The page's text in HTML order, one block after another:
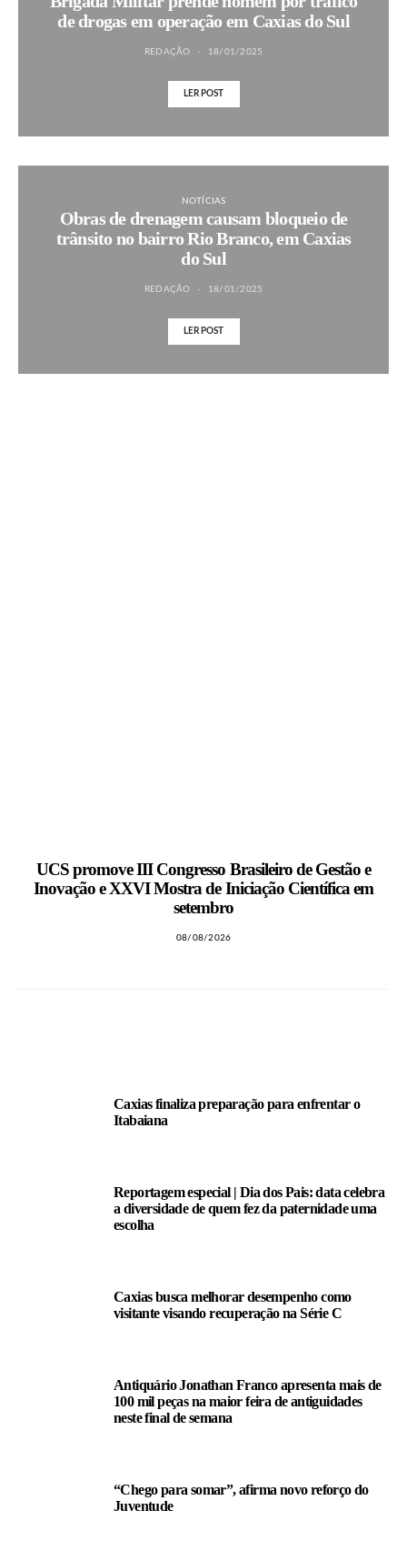
de drogas em operação em Caxias do Sul
REDAÇÃO 18/01/2025
LER POST
NOTÍCIAS
Obras de drenagem causam bloqueio de
trânsito no bairro Rio Branco, em Caxias
do Sul
REDAÇÃO 18/01/2025
LER POST
UCS promove III Congresso Brasileiro de Gestão e
Inovação e XXVI Mostra de Iniciação Científica em
setembro
08/08/2026
Caxias finaliza preparação para enfrentar o
Itabaiana
Reportagem especial | Dia dos Pais: data celebra
a diversidade de quem fez da paternidade uma
escolha
Caxias busca melhorar desempenho como
visitante visando recuperação na Série C
Antiquário Jonathan Franco apresenta mais de
100 mil peças na maior feira de antiguidades
neste final de semana
“Chego para somar”, afirma novo reforço do
Juventude